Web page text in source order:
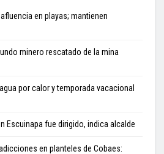
en playas; mantienen
minero rescatado de la mina
por calor y temporada vacacional
Escuinapa fue dirigido, indica alcalde
en planteles de Cobaes: